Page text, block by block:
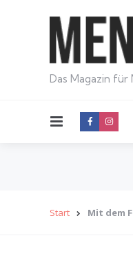
Das Magazin für
Menu
Start Mit dem